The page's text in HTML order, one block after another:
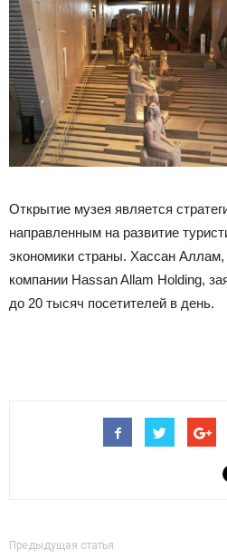
Открытие музея является
направленным на развитие
экономики страны. Хассан Аллам,
компании Hassan Allam Holding,
до 20 тысяч посетителей в день.
Предыдущая статья